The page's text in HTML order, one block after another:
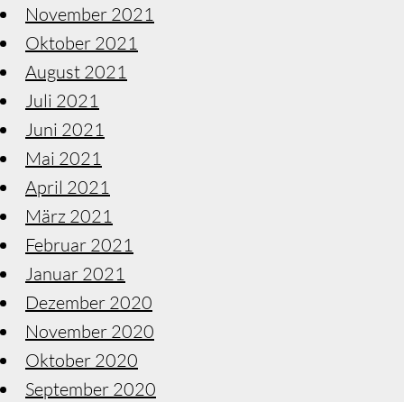
November 2021
Oktober 2021
August 2021
Juli 2021
Juni 2021
Mai 2021
April 2021
März 2021
Februar 2021
Januar 2021
Dezember 2020
November 2020
Oktober 2020
September 2020